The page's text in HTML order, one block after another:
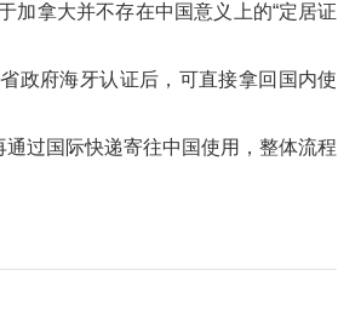
加拿大并不存在中国意义上的“定居证
政府海牙认证后，可直接拿回国内使
过国际快递寄往中国使用，整体流程